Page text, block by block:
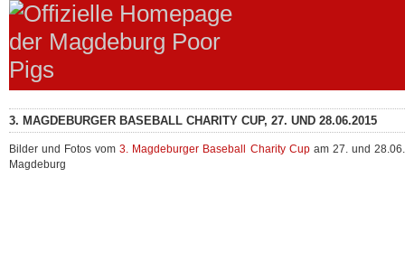
3. MAGDEBURGER BASEBALL CHARITY CUP, 27. UND 28.06.2015
Bilder und Fotos vom3. Magdeburger Baseball Charity Cupam 27. und
Magdeburg